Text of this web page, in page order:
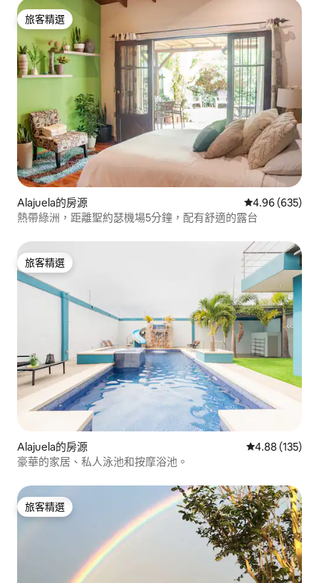
旅客精選
旅客精選
Alajuela的房源 從 635 則評價
4.96 (635)
熱帶綠洲，距離聖約瑟機場5分鐘，配有舒適的露台
旅客精選
旅客精選
Alajuela的房源 從 135 則評價
4.88 (135)
豪華的家居、私人泳池和按摩浴池。
旅客精選
旅客精選